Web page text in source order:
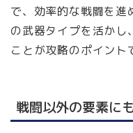
で、効率的な戦闘を進
の武器タイプを活かし
ことが攻略のポイント
戦闘以外の要素に